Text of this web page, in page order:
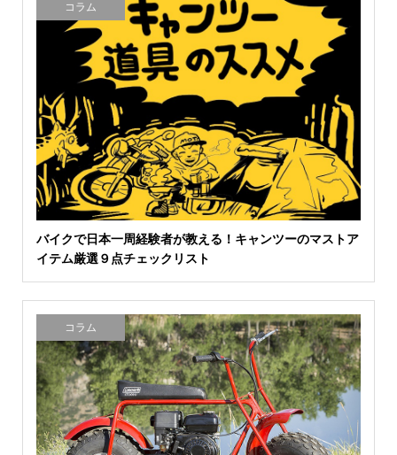
コラム
バイクで日本一周経験者が教える！キャンツーのマストア
イテム厳選９点チェックリスト
コラム